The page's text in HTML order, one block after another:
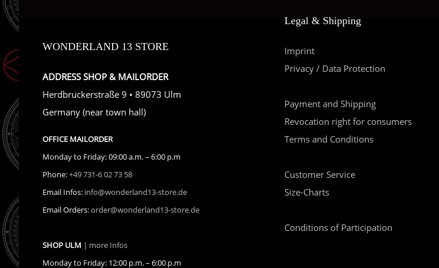
WONDERLAND 13 STORE
ADDRESS SHOP & MAILORDER
Herdbruckerstraße 9 • 89073 Ulm
Germany (near town hall)
OFFICE MAILORDER
Monday to Friday: 09:00 a.m. – 6:00 p.m
Phone:+49 731-6 02 73 58
Email Infos: info@wonderland13-store.de
Email Orders:order@wonderland13-store.de
SHOP ULM | more Infos
Monday to Friday: 12:00 p.m. – 6:00 p.m
Legal & Shipping
Imprint
Privacy / Data Protection
Payment and Shipping
Revocation right for consumers
Terms and Conditions
Customer Service
Size-Charts
Conditions of Participation